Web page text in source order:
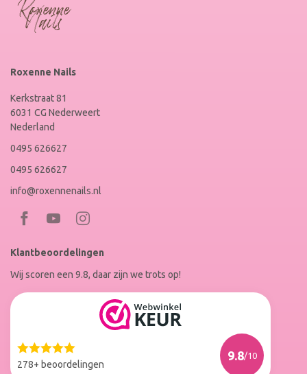
Roxenne Nails
Kerkstraat 81
6031 CG Nederweert
Nederland
0495 626627
0495 626627
info@roxennenails.nl
Bezoek
Facebook
op
Instagram
Klantbeoordelingen
Wij scoren een 9.8, daar zijn we trots op!
278+ beoordelingen
9.8/10
Web
Winkel